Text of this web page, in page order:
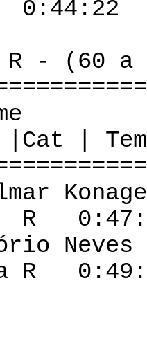
0:44:22
R - (60 a
|
R